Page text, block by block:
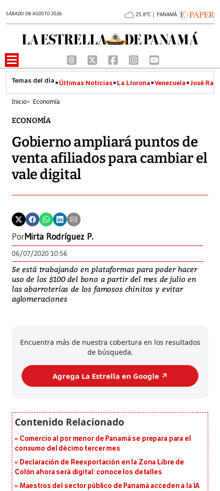
SÁBADO 08 AGOSTO 2026 25.8°C | PANAMÁ
Últimas Noticias La Llorona Venezuela José
Inicio> Economía
ECONOMÍA
Gobierno ampliará puntos de
venta afiliados para cambiar el
vale digital
PorMirta Rodríguez P.
06/07/2020 10:56
Se está trabajando en plataformas para poder hacer
uso de los $100 del bono a partir del mes de julio en
las abarroterías de los famosos chinitos y evitar
aglomeraciones
Encuentra más de nuestra cobertura en los resultados
de búsqueda.
Agrega La Estrella en Google ↗️
Comercio al por menor de Panamá se prepara para el
consumo del décimo tercer mes
Declaración de Reexportación en la Zona Libre de
Colón ahora será digital: conoce los detalles
Maestros del sector público de Panamá acceden a la IA